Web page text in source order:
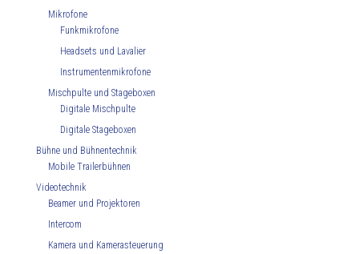
Mikrofone
Funkmikrofone
Headsets und Lavalier
Instrumentenmikrofone
Mischpulte und Stageboxen
Digitale Mischpulte
Digitale Stageboxen
Bühne und Bühnentechnik
Mobile Trailerbühnen
Videotechnik
Beamer und Projektoren
Intercom
Kamera und Kamerasteuerung